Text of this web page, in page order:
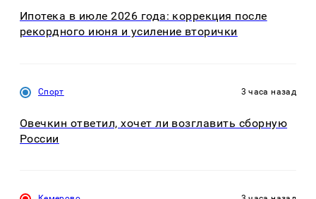
Ипотека в июле 2026 года: коррекция после
рекордного июня и усиление вторички
Спорт 3 часа назад
Овечкин ответил, хочет ли возглавить сборную
России